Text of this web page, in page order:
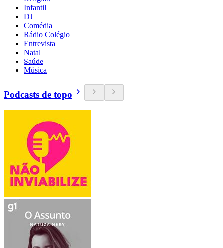
Infantil
DJ
Comédia
Rádio Colégio
Entrevista
Natal
Saúde
Música
Podcasts de topo